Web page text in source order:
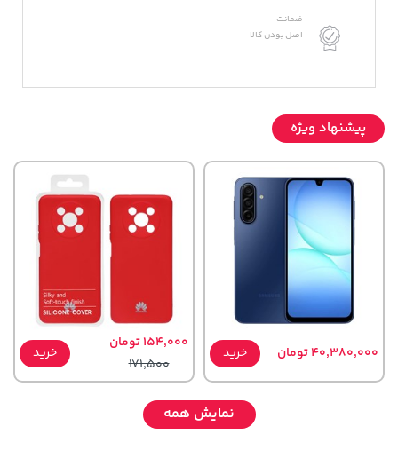
ضمانت
اصل بودن کالا
پیشنهاد ویژه
40,380,000 تومان خرید
154,000 تومان
171,500
خرید
نمایش همه